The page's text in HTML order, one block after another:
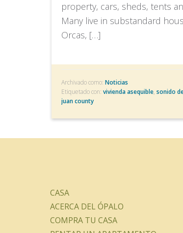
property, cars, sheds, tents
Many live in substandard
Orcas, […]
Archivado como: Noticias
Etiquetado con: vivienda asequible, sonido
juan county
CASA
ACERCA DEL ÓPALO
COMPRA TU CASA